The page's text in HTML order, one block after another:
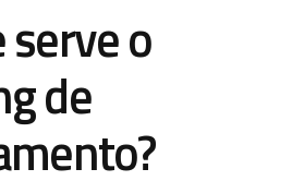
serve o
de